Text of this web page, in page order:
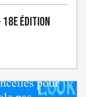
Édition